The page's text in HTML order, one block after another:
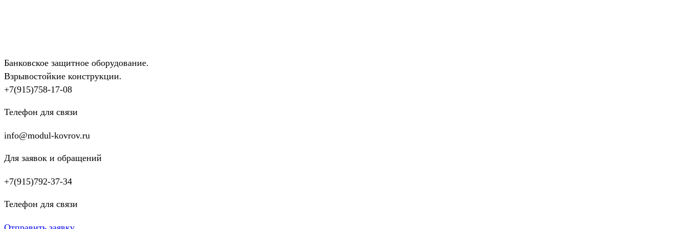
Банковское защитное оборудование.
Взрывостойкие конструкции.
+7(915)758-17-08
Телефон для связи
info@modul-kovrov.ru
Для заявок и обращений
+7(915)792-37-34
Телефон для связи